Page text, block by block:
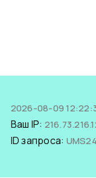
2026-08-09
Ваш IP:
ID запроса: